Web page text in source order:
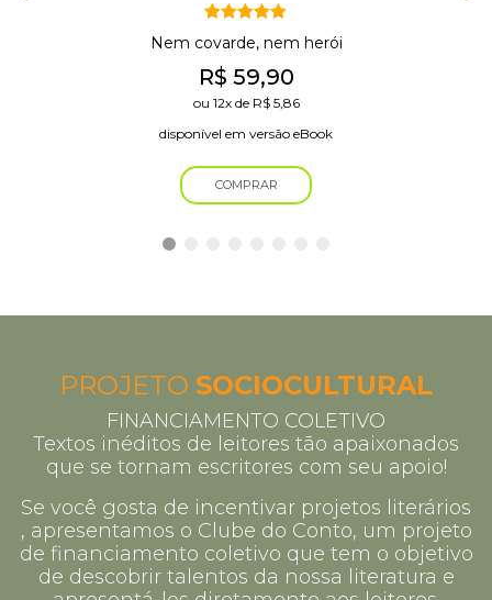
Avaliação
5.00de 5
Nem covarde, nem herói
R$ 59,90
ou 12xde R$5,86
disponível em versão eBook
COMPRAR
PROJETO SOCIOCULTURAL
FINANCIAMENTO COLETIVO
Textos inéditos de leitores tão apaixonados
que se tornam escritores com seu apoio!
Se você gosta de incentivar projetos literários
, apresentamos o Clube do Conto, um projeto
de financiamento coletivo que tem o objetivo
de descobrir talentos da nossa literatura e